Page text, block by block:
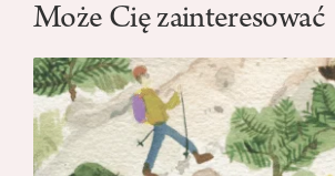
Może Cię zainteresować